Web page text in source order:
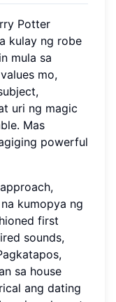
Potter
kulay ng robe
mula sa
mo,
uri ng magic
Mas
powerful
kumopya ng
first
sounds,
sa house
ang dating